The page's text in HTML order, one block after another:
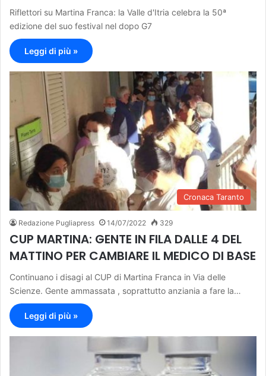
Riflettori su Martina Franca: la Valle d'Itria celebra la 50ª
edizione del suo festival nel dopo G7
Leggi di più »
Cronaca Taranto
Redazione Pugliapress 14/07/2022 329
CUP MARTINA: GENTE IN FILA DALLE 4 DEL
MATTINO PER CAMBIARE IL MEDICO DI BASE
Continuano i disagi al CUP di Martina Franca in Via delle
Scienze. Gente ammassata , soprattutto anziania a fare la…
Leggi di più »